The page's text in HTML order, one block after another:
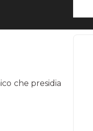
che presidia